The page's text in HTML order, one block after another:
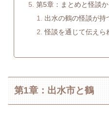
第5章：まとめと怪談
出水の鶴の怪談が持
怪談を通じて伝えら
第1章：出水市と鶴